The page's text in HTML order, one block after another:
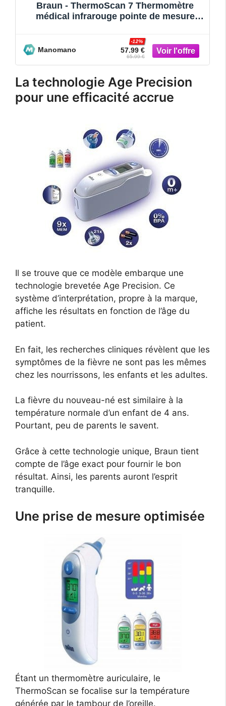
Braun - ThermoScan 7 Thermomètre
médical infrarouge pointe de mesure
Manomano 57.99 €
-12%
65.99 €
La technologie Age Precision
pour une efficacité accrue
Il se trouve que ce modèle embarque une
technologie brevetée Age Precision. Ce
système d’interprétation, propre à la marque,
affiche les résultats en fonction de l’âge du
patient.
En fait, les recherches cliniques révèlent que les
symptômes de la fièvre ne sont pas les mêmes
chez les nourrissons, les enfants et les adultes.
La fièvre du nouveau-né est similaire à la
température normale d’un enfant de 4 ans.
Pourtant, peu de parents le savent.
Grâce à cette technologie unique, Braun tient
compte de l’âge exact pour fournir le bon
résultat. Ainsi, les parents auront l’esprit
tranquille.
Une prise de mesure optimisée
Étant un thermomètre auriculaire, le
ThermoScan se focalise sur la température
générée par le tambour de l’oreille.